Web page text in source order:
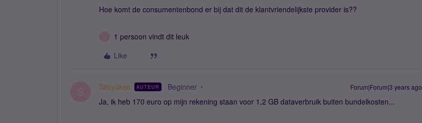
Hoe komt de consumentenbond er bij dat dit de klantvriendelijkste provider is??
1 persoon vindt dit leuk
Like
Simyokes AUTEUR Beginner Forum|Forum|3 years ago
Ja, ik heb 170 euro op mijn rekening staan voor 1,2 GB dataverbruik buiten bundelkosten...